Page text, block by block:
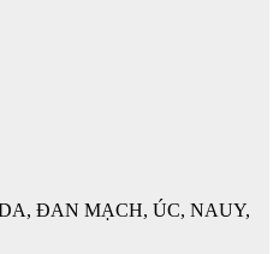
ĐAN MẠCH, ÚC, NAUY,